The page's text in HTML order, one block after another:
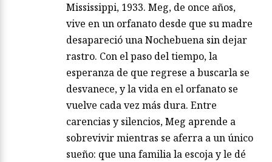
Mississippi, 1933. Meg, de once años,
vive en un orfanato desde que su madre
desapareció una Nochebuena sin dejar
rastro. Con el paso del tiempo, la
esperanza de que regrese a buscarla se
desvanece, y la vida en el orfanato se
vuelve cada vez más dura. Entre
carencias y silencios, Meg aprende a
sobrevivir mientras se aferra a un único
sueño: que una familia la escoja y le dé